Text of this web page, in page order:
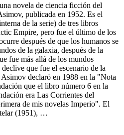
novela de ciencia ficción del
publicada en 1952. Es el
de la serie) de tres libros
Empire, pero fue el último de los
después de que los humanos se
de la galaxia, después de la
fue más allá de los mundos
que fue el escenario de la
declaró en 1988 en la "Nota
que el libro número 6 en la
era Las Corrientes del
de mis novelas Imperio". El
(1951), …